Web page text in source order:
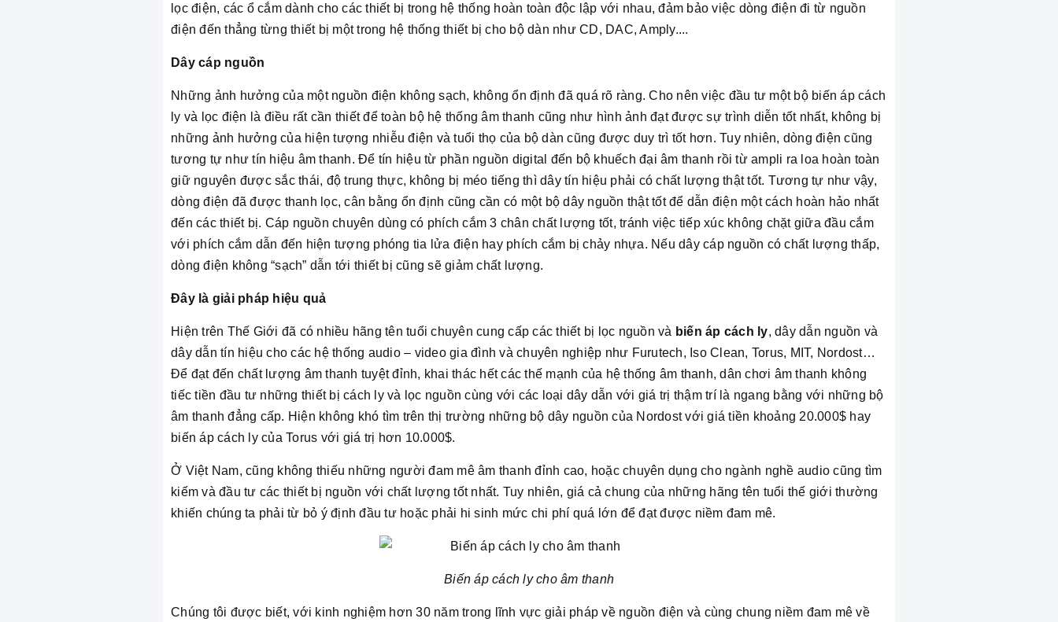
lọc điện, các ổ cắm dành cho các thiết bị trong hệ thống hoàn toàn độc lập với nhau, đảm bảo việc dòng điện đi từ nguồn
điện đến thẳng từng thiết bị một trong hệ thống thiết bị cho bộ dàn như CD, DAC, Amply....
Dây cáp nguồn
Những ảnh hưởng của một nguồn điện không sạch, không ổn định đã quá rõ ràng. Cho nên việc đầu tư một bộ biến áp cách
ly và lọc điện là điều rất cần thiết để toàn bộ hệ thống âm thanh cũng như hình ảnh đạt được sự trình diễn tốt nhất, không bị
những ảnh hưởng của hiện tượng nhiễu điện và tuổi thọ của bộ dàn cũng được duy trì tốt hơn. Tuy nhiên, dòng điện cũng
tương tự như tín hiệu âm thanh. Để tín hiệu từ phần nguồn digital đến bộ khuếch đại âm thanh rồi từ ampli ra loa hoàn toàn
giữ nguyên được sắc thái, độ trung thực, không bị méo tiếng thì dây tín hiệu phải có chất lượng thật tốt. Tương tự như vậy,
dòng điện đã được thanh lọc, cân bằng ổn định cũng cần có một bộ dây nguồn thật tốt để dẫn điện một cách hoàn hảo nhất
đến các thiết bị. Cáp nguồn chuyên dùng có phích cắm 3 chân chất lượng tốt, tránh việc tiếp xúc không chặt giữa đầu cắm
với phích cắm dẫn đến hiện tượng phóng tia lửa điện hay phích cắm bị chảy nhựa. Nếu dây cáp nguồn có chất lượng thấp,
dòng điện không “sạch” dẫn tới thiết bị cũng sẽ giảm chất lượng.
Đây là giải pháp hiệu quả
Hiện trên Thế Giới đã có nhiều hãng tên tuổi chuyên cung cấp các thiết bị lọc nguồn và biến áp cách ly, dây dẫn nguồn và
dây dẫn tín hiệu cho các hệ thống audio – video gia đình và chuyên nghiệp như Furutech, Iso Clean, Torus, MIT, Nordost…
Để đạt đến chất lượng âm thanh tuyệt đỉnh, khai thác hết các thế mạnh của hệ thống âm thanh, dân chơi âm thanh không
tiếc tiền đầu tư những thiết bị cách ly và lọc nguồn cùng với các loại dây dẫn với giá trị thậm trí là ngang bằng với những bộ
âm thanh đẳng cấp. Hiện không khó tìm trên thị trường những bộ dây nguồn của Nordost với giá tiền khoảng 20.000$ hay
biến áp cách ly của Torus với giá trị hơn 10.000$.
Ở Việt Nam, cũng không thiếu những người đam mê âm thanh đỉnh cao, hoặc chuyên dụng cho ngành nghề audio cũng tìm
kiếm và đầu tư các thiết bị nguồn với chất lượng tốt nhất. Tuy nhiên, giá cả chung của những hãng tên tuổi thế giới thường
khiến chúng ta phải từ bỏ ý định đầu tư hoặc phải hi sinh mức chi phí quá lớn để đạt được niềm đam mê.
Biến áp cách ly cho âm thanh
Chúng tôi được biết, với kinh nghiệm hơn 30 năm trong lĩnh vực giải pháp về nguồn điện và cùng chung niềm đam mê về